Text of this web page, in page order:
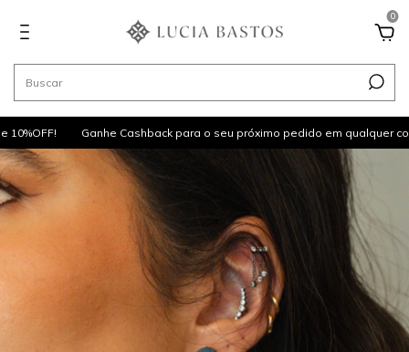
0
Ganhe Cashback para o seu próximo pedido em qualquer